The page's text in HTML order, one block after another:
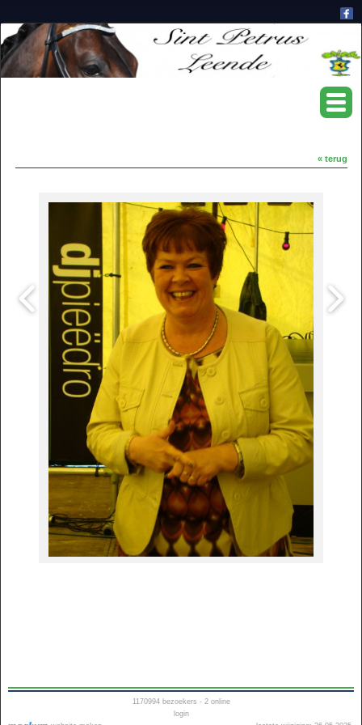
« terug
1170994bezoekers - 2 online
login